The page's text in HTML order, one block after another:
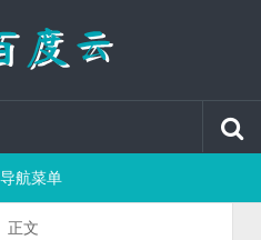
导航菜单
正文